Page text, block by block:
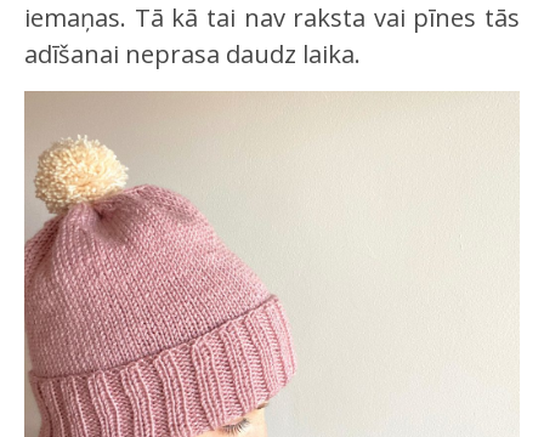
iemaņas. Tā kā tai nav raksta vai pīnes tās
adīšanai neprasa daudz laika.